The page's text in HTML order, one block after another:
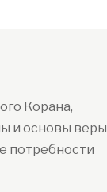
Корана,
и основы веры
потребности